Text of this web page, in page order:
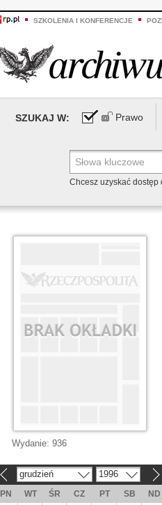
SZKOLENIA I KONFERENCJE
SZUKAJ W: Prawo
Chcesz uzyskać dostęp
Wydanie: 936
grudzień 1996
PN WT ŚR CZ PT SB
ND